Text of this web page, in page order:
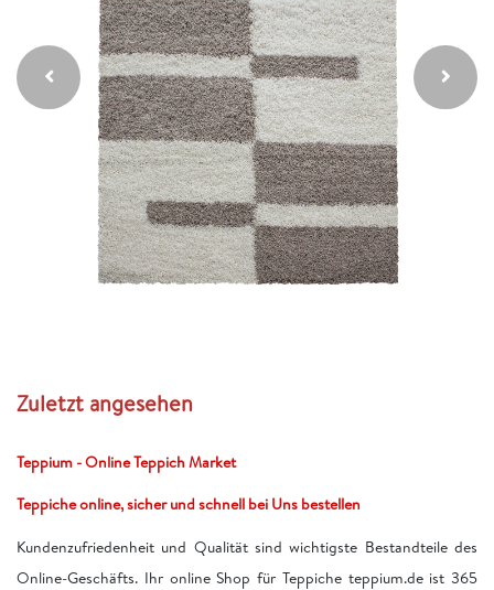
Zuletzt angesehen
Teppium - Online Teppich Market
Teppiche online, sicher und schnell bei Uns bestellen
Kundenzufriedenheit und Qualität sind wichtigste Bestandteile des
Online-Geschäfts. Ihr online Shop für Teppiche teppium.de ist 365